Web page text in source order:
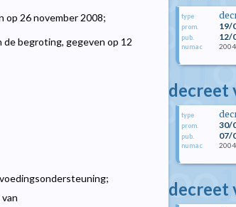
op 26 november 2008;
de begroting, gegeven op 12
type
prom. 19/
pub. 12/
numac
decreet
type
prom. 30/
pub. 07/
numac
decreet